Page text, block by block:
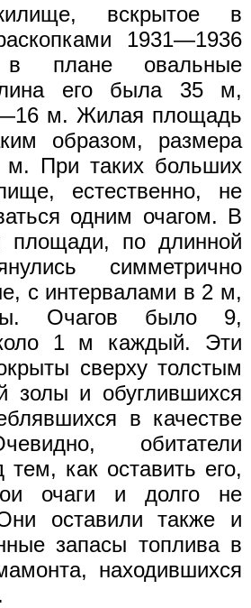
вскрытое в
1931—1936
плане овальные
его была 35 м,
м. Жилая площадь
образом, размера
м. При таких больших
естественно, не
одним очагом. В
площади, по длинной
симметрично
с интервалами в 2 м,
Очагов было 9,
1 м каждый. Эти
сверху толстым
золы и обуглившихся
в качестве
обитатели
как оставить его,
очаги и долго не
оставили также и
запасы топлива в
находившихся